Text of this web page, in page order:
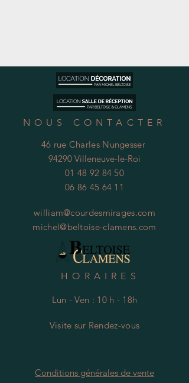
NOUS CONTACTER
46 rue Charles Nungesser
94290 Villeneuve-le-Roi
01 48 92 84 50
06 86 45 64 11
william@courdesmirages.com
michel@beltoise-clamens.com
HORAIRES
Lun - Ven : 10 h - 18h
Visite sur Rendez-vous
Conditions générales de vente